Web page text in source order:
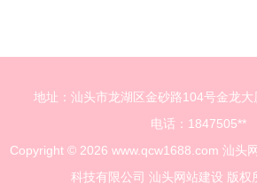
地址：汕头市龙湖区金砂路104号金龙
电话：1847505**
Copyright © 2026 www.qcw1688.com 汕头
科技有限公司 汕头网站建设 版权